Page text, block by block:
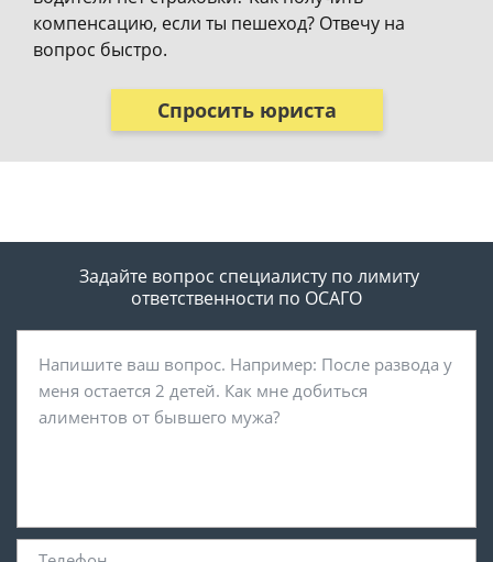
компенсацию, если ты пешеход? Отвечу на
вопрос быстро.
Спросить юриста
Задайте вопрос специалисту по лимиту
ответственности по ОСАГО